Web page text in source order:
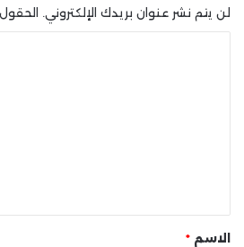
لن يتم نشر عنوان بريدك الإلكتروني.
* الاسم *